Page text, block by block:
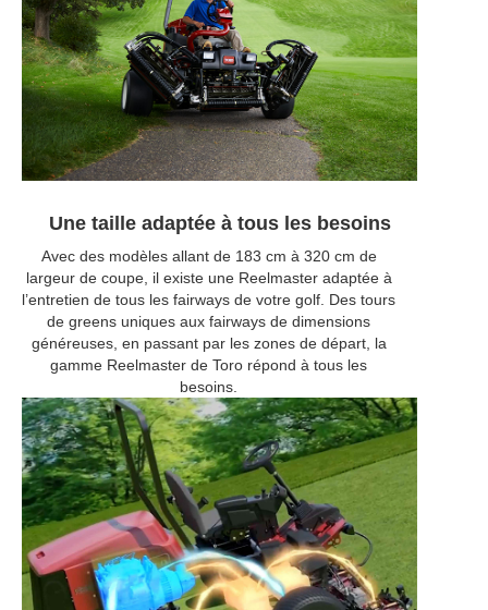
Une taille adaptée à tous les besoins
Avec des modèles allant de 183 cm à 320 cm de
largeur de coupe, il existe une Reelmaster adaptée à
l’entretien de tous les fairways de votre golf. Des tours
de greens uniques aux fairways de dimensions
généreuses, en passant par les zones de départ, la
gamme Reelmaster de Toro répond à tous les
besoins.